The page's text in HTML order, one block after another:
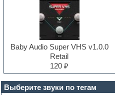
Выберите звуки по тегам
Baby Audio Super VHS v1.0.0
Retail
120 ₽